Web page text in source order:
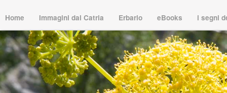
Home Immagini dal Catria Erbario eBooks i segni